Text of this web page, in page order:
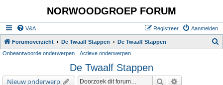
NORWOODGROEP FORUM
V&A Aanmelden
Registreer
Forumoverzicht De Twaalf Stappen De Twaalf Stappen
Onbeantwoorde onderwerpen Actieve onderwerpen
De Twaalf Stappen
Nieuw onderwerp Zoek